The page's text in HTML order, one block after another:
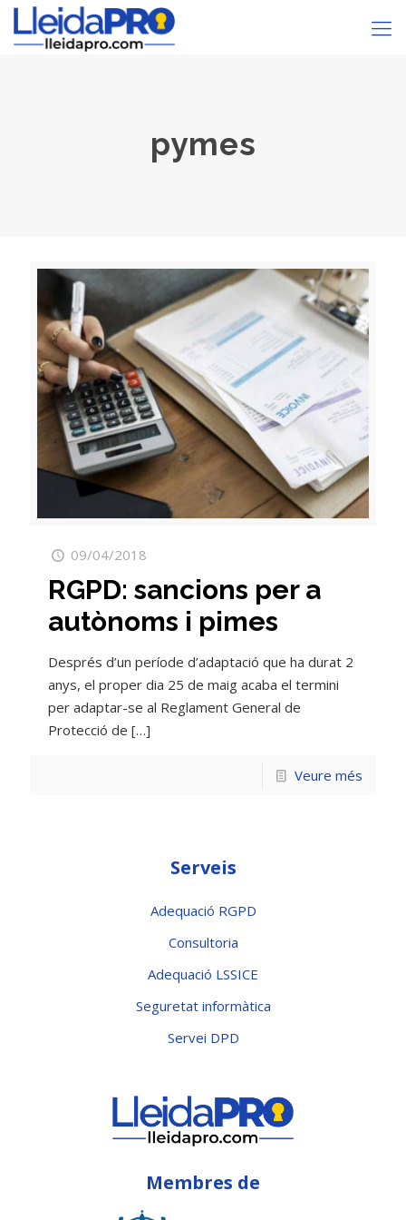
pymes
09/04/2018
RGPD: sancions per a
autònoms i pimes
Després d’un període d’adaptació que ha durat 2
anys, el proper dia 25 de maig acaba el termini
per adaptar-se al Reglament General de
Protecció de […]
Veure més
Serveis
Adequació RGPD
Consultoria
Adequació LSSICE
Seguretat informàtica
Servei DPD
Membres de